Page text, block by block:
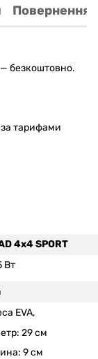
Повернення
безкоштовно.
тарифами
4x4 SPORT
Вт
EVA,
29 см
9 см